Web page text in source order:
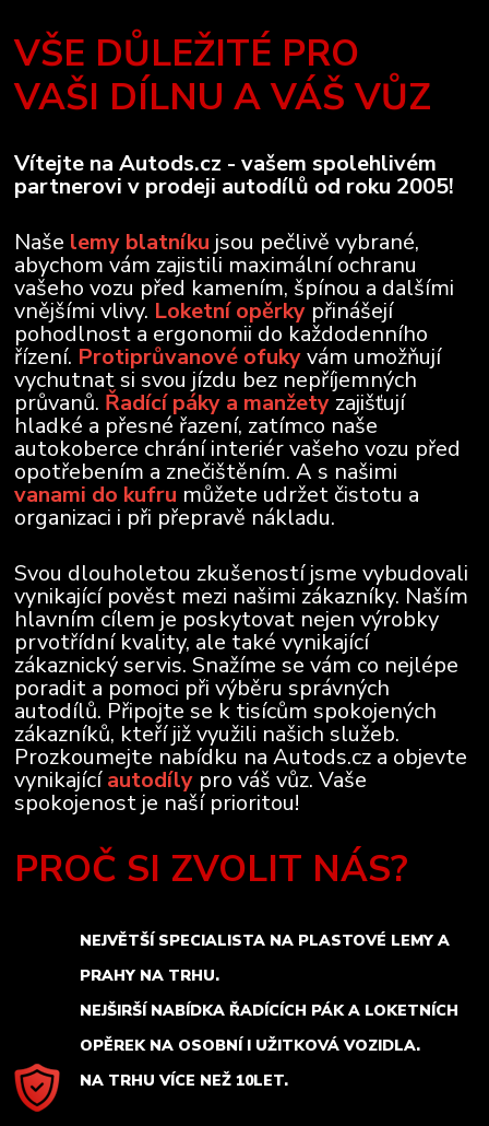
VŠE DŮLEŽITÉ PRO
VAŠI DÍLNU A VÁŠ VŮZ
Vítejte na Autods.cz - vašem spolehlivém
partnerovi v prodeji autodílů od roku 2005!
Naše lemy blatníku jsou pečlivě vybrané,
abychom vám zajistili maximální ochranu
vašeho vozu před kamením, špínou a dalšími
vnějšími vlivy. Loketní opěrky přinášejí
pohodlnost a ergonomii do každodenního
řízení. Protiprůvanové ofukyvám umožňují
vychutnat si svou jízdu bez nepříjemných
průvanů. Řadící páky a manžety zajišťují
hladké a přesné řazení, zatímco naše
autokoberce chrání interiér vašeho vozu před
opotřebením a znečištěním. A s našimi
vanami do kufru můžete udržet čistotu a
organizaci i při přepravě nákladu.
Svou dlouholetou zkušeností jsme vybudovali
vynikající pověst mezi našimi zákazníky. Naším
hlavním cílem je poskytovat nejen výrobky
prvotřídní kvality, ale také vynikající
zákaznický servis. Snažíme se vám co nejlépe
poradit a pomoci při výběru správných
autodílů. Připojte se k tisícům spokojených
zákazníků, kteří již využili našich služeb.
Prozkoumejte nabídku na Autods.cz a objevte
vynikajícíautodíly pro váš vůz. Vaše
spokojenost je naší prioritou!
PROČ SI ZVOLIT NÁS?
NEJVĚTŠÍ SPECIALISTA NA PLASTOVÉ LEMY A
PRAHY NA TRHU.
NEJŠIRŠÍ NABÍDKA ŘADÍCÍCH PÁK A LOKETNÍCH
OPĚREK NA OSOBNÍ I UŽITKOVÁ VOZIDLA.
NA TRHU VÍCE NEŽ 10LET.